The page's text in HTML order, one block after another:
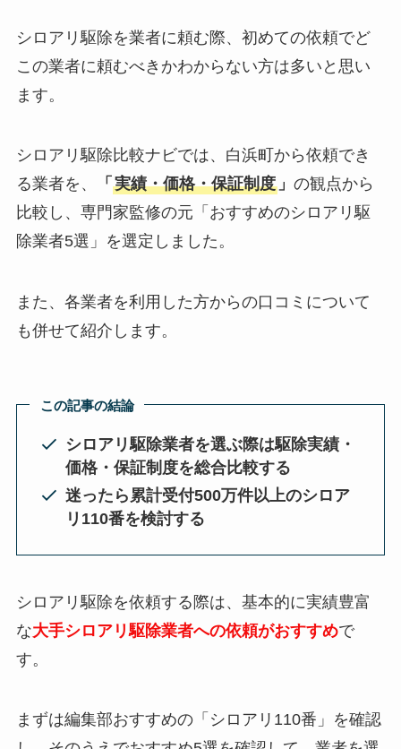
シロアリ駆除を業者に頼む際、初めての依頼でど
この業者に頼むべきかわからない方は多いと思い
ます。
シロアリ駆除比較ナビでは、白浜町から依頼でき
る業者を、
「 実績・価格・保証制度」 の観点から
比較し、専門家監修の元「おすすめのシロアリ駆
除業者5選」を選定しました。
また、各業者を利用した方からの口コミについて
も併せて紹介します。
この記事の結論
シロアリ駆除業者を選ぶ際は駆除実績・
価格・保証制度を総合比較する
迷ったら累計受付500万件以上のシロア
リ110番を検討する
シロアリ駆除を依頼する際は、基本的に実績豊富
な大手シロアリ駆除業者への依頼がおすすめで
す。
まずは編集部おすすめの「シロアリ110番」を確認